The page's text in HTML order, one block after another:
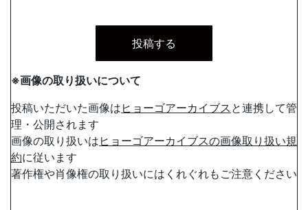
※画像の取り扱いについて
投稿いただいた画像は ヒョーゴアーカイブス と連携して管
理・公開されます
画像の取り扱いは ヒョーゴアーカイブスの画像取り扱い規
約に従います
著作権や肖像権の取り扱いにはくれぐれもご注意ください